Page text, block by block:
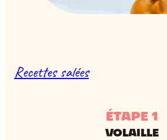
Recettes salées
ÉTAPE 1
VOLAILLE